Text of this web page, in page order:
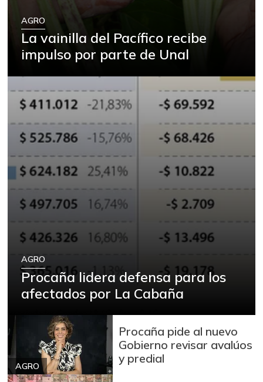
AGRO
La vainilla del Pacífico recibe
impulso por parte de Unal
AGRO
Procaña lidera defensa para los
afectados por La Cabaña
AGRO
Procaña pide al nuevo
Gobierno revisar avalúos
y predial